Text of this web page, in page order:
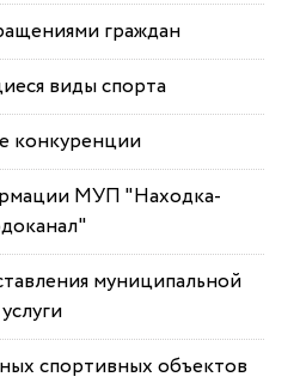
граждан
виды спорта
конкуренции
МУП "Находка-
муниципальной
услуги
спортивных объектов